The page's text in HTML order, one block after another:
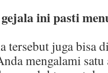
ini pasti
tersebut juga bisa
mengalami